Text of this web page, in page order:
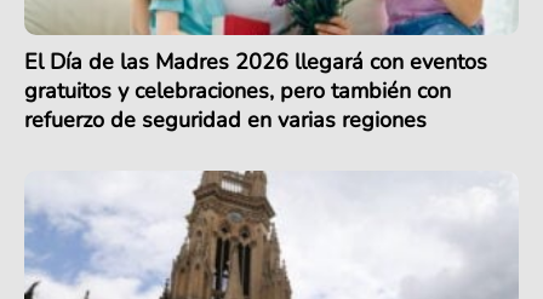
El Día de las Madres 2026 llegará con eventos
gratuitos y celebraciones, pero también con
refuerzo de seguridad en varias regiones